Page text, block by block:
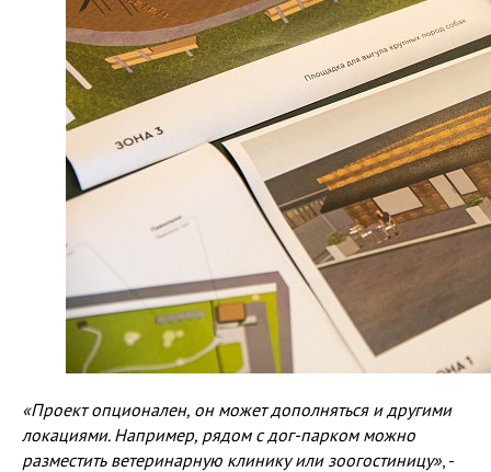
«Проект опционален, он может дополняться и другими
локациями. Например, рядом с дог-парком можно
разместить ветеринарную клинику или зоогостиницу», -